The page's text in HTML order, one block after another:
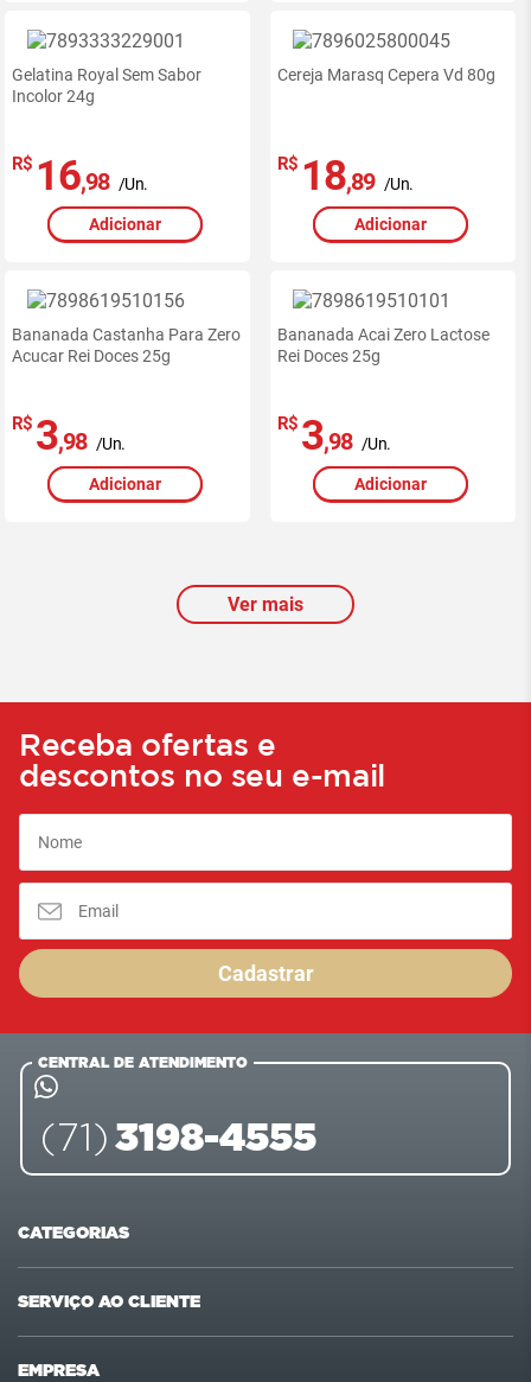
Gelatina Royal Sem Sabor
Incolor 24g
R$ 16,98 /Un.
Adicionar
Cereja Marasq Cepera Vd 80g
R$ 18,89 /Un.
Adicionar
Bananada Castanha Para Zero
Acucar Rei Doces 25g
R$ 3,98 /Un.
Adicionar
Bananada Acai Zero Lactose
Rei Doces 25g
R$ 3,98 /Un.
Adicionar
Ver mais
Receba ofertas e
descontos no seu e-mail
Cadastrar
CENTRAL DE ATENDIMENTO
(71) 3198-4555
CATEGORIAS
Carnes
Pet Shop
SERVIÇO AO CLIENTE
EMPRESA